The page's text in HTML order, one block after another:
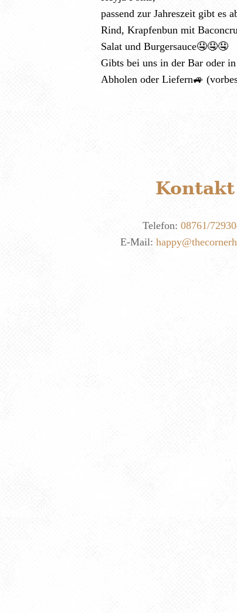
passend zur Jahreszeit gibt es
Rind, Krapfenbun mit
Salat und Burgersauce🤤🤤🤤
Gibts bei uns in der Bar oder
Abholen oder Liefern🚙
Kontakt
Telefon: 08761/
E-Mail: